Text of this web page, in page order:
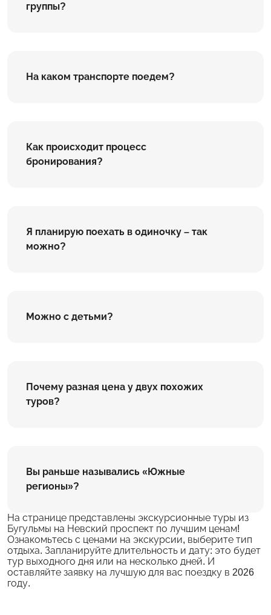
группы?
На каком транспорте поедем?
Как происходит процесс
бронирования?
Я планирую поехать в одиночку – так
можно?
Можно с детьми?
Почему разная цена у двух похожих
туров?
Вы раньше назывались «Южные
регионы»?
На странице представлены экскурсионные туры из
Бугульмы на Невский проспект по лучшим ценам!
Ознакомьтесь с ценами на экскурсии, выберите тип
отдыха. Запланируйте длительность и дату: это будет
тур выходного дня или на несколько дней. И
оставляйте заявку на лучшую для вас поездку в 2026
году.